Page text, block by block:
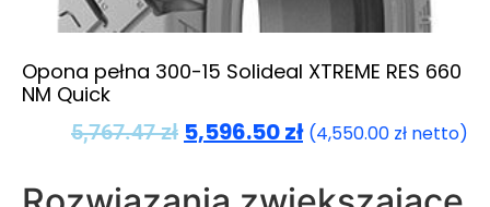
Opona pełna 300-15 Solideal XTREME RES 660
NM Quick
5,767.47zł 5,596.50zł (4,550.00 zł netto)